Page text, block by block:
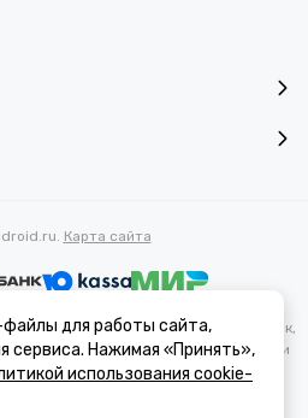
Карта сайта
касающаяся характеристик,
информационный характер и ни при
публичной офертой, определяемой
Гражданского кодекса РФ.
для работы сайта,
сервиса. Нажимая «Принять»,
использования cookie-